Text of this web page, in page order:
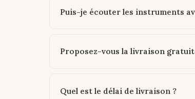
Puis-je écouter les instruments
Proposez-vous la livraison
Quel est le délai de livraison ?